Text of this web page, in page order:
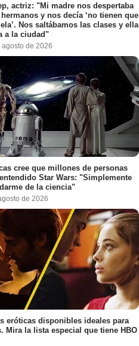
actriz: "Mi madre nos despertaba
y nos decía ‘no tienen que
Nos saltábamos las clases y ella
a la ciudad"
agosto de 2026
cree que millones de personas
Star Wars: "Simplemente
de la ciencia"
de 2026
eróticas disponibles ideales para
Mira la lista especial que tiene HBO